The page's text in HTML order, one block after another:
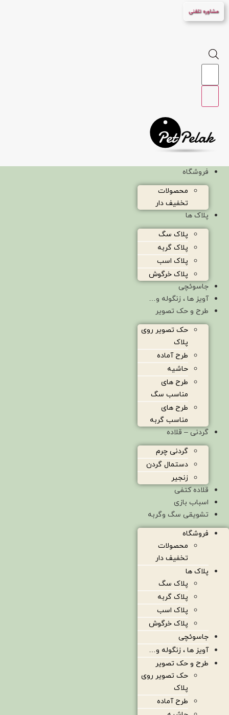
پرش
به
مشاوره تلفنی
Products
فروشگاه
محصولات
تخفیف دار
پلاک ها
پلاک سگ
پلاک گربه
پلاک اسب
پلاک خرگوش
جاسوئچی
آویز ها ، زنگوله و…
طرح و حک تصویر
حک تصویر روی
پلاک
طرح آماده
حاشیه
طرح های
مناسب سگ
طرح های
مناسب گربه
گردنی – قلاده
گردنی چرم
دستمال گردن
زنجیر
قلاده کتفی
اسباب بازی
تشویقی سگ وگربه
فروشگاه
محصولات
تخفیف دار
پلاک ها
پلاک سگ
پلاک گربه
پلاک اسب
پلاک خرگوش
جاسوئچی
آویز ها ، زنگوله و…
طرح و حک تصویر
حک تصویر روی
پلاک
طرح آماده